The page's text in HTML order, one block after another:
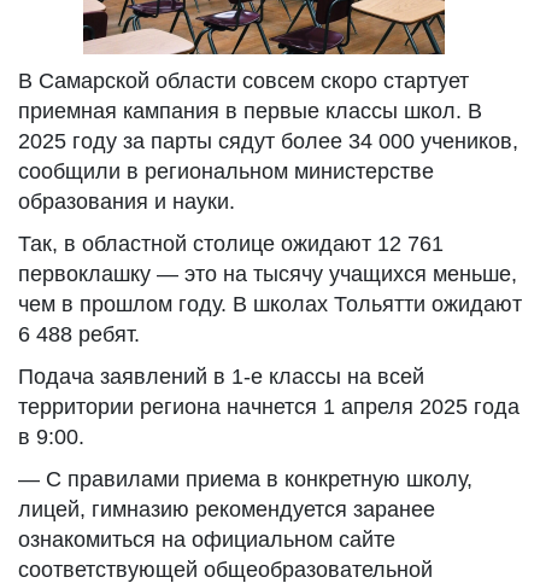
В Самарской области совсем скоро стартует
приемная кампания в первые классы школ. В
2025 году за парты сядут более 34 000 учеников,
сообщили в региональном министерстве
образования и науки.
Так, в областной столице ожидают 12 761
первоклашку — это на тысячу учащихся меньше,
чем в прошлом году. В школах Тольятти ожидают
6 488 ребят.
Подача заявлений в 1-е классы на всей
территории региона начнется 1 апреля 2025 года
в 9:00.
— С правилами приема в конкретную школу,
лицей, гимназию рекомендуется заранее
ознакомиться на официальном сайте
соответствующей общеобразовательной